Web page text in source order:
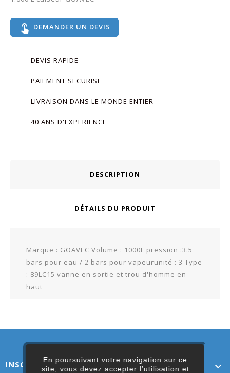
En poursuivant votre navigation sur ce
site, vous devez accepter l’utilisation et
touch_app DEMANDER UN DEVIS
DEVIS RAPIDE
PAIEMENT SECURISE
LIVRAISON DANS LE MONDE ENTIER
40 ANS D'EXPERIENCE
DESCRIPTION
DÉTAILS DU PRODUIT
Marque : GOAVEC Volume : 1000L pression :3.5
bars pour eau / 2 bars pour vapeurunité : 3 Type
: 89LC15 vanne en sortie et trou d'homme en
haut
INSCRIVEZ-VOUS ICI 